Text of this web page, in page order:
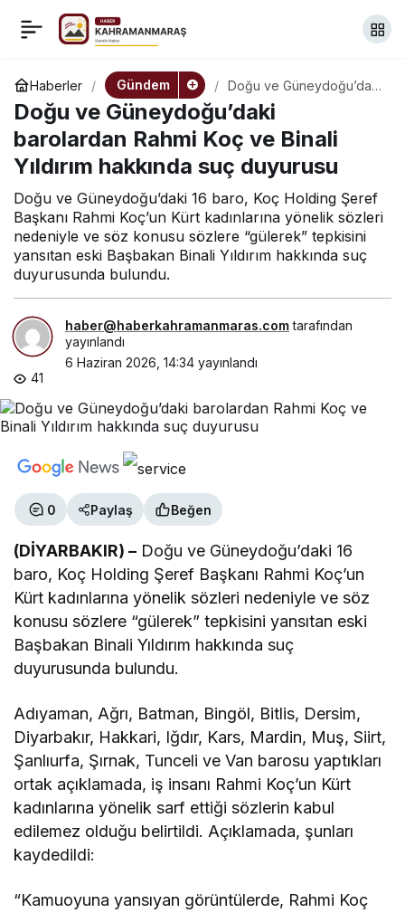
Haberler Gündem
Doğu ve Güneydoğu’daki
barolardan Rahmi Koç ve
Binali Yıldırım hakkında
suç duyurusu
Doğu ve Güneydoğu’daki
barolardan Rahmi Koç ve Binali
Yıldırım hakkında suç duyurusu
Doğu ve Güneydoğu’daki 16 baro, Koç Holding Şeref
Başkanı Rahmi Koç’un Kürt kadınlarına yönelik sözleri
nedeniyle ve söz konusu sözlere “gülerek” tepkisini
yansıtan eski Başbakan Binali Yıldırım hakkında suç
duyurusunda bulundu.
haber@haberkahramanmaras.comtarafından
yayınlandı
6 Haziran 2026, 14:34 yayınlandı
41
0 Paylaş Beğen
(DİYARBAKIR) – Doğu ve Güneydoğu’daki 16
baro, Koç Holding Şeref Başkanı Rahmi Koç’un
Kürt kadınlarına yönelik sözleri nedeniyle ve söz
konusu sözlere “gülerek” tepkisini yansıtan eski
Başbakan Binali Yıldırım hakkında suç
duyurusunda bulundu.
Adıyaman, Ağrı, Batman, Bingöl, Bitlis, Dersim,
Diyarbakır, Hakkari, Iğdır, Kars, Mardin, Muş, Siirt,
Şanlıurfa, Şırnak, Tunceli ve Van barosu yaptıkları
ortak açıklamada, iş insanı Rahmi Koç’un Kürt
kadınlarına yönelik sarf ettiği sözlerin kabul
edilemez olduğu belirtildi. Açıklamada, şunları
kaydedildi:
“Kamuoyuna yansıyan görüntülerde, Rahmi Koç
Türk Hava Kuvvetlerinin
115’inci kuruluş yılı
etkinlikleri kapsamında
İzmir’de Gençlik ve
Havacılık Festivali
Paylaş